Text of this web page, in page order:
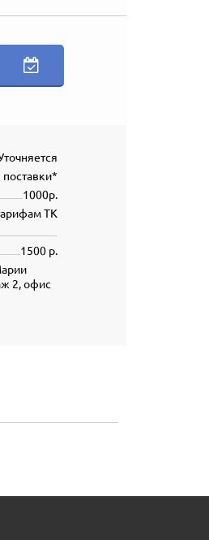
1000р.
ТК
1500 р.
2, офис